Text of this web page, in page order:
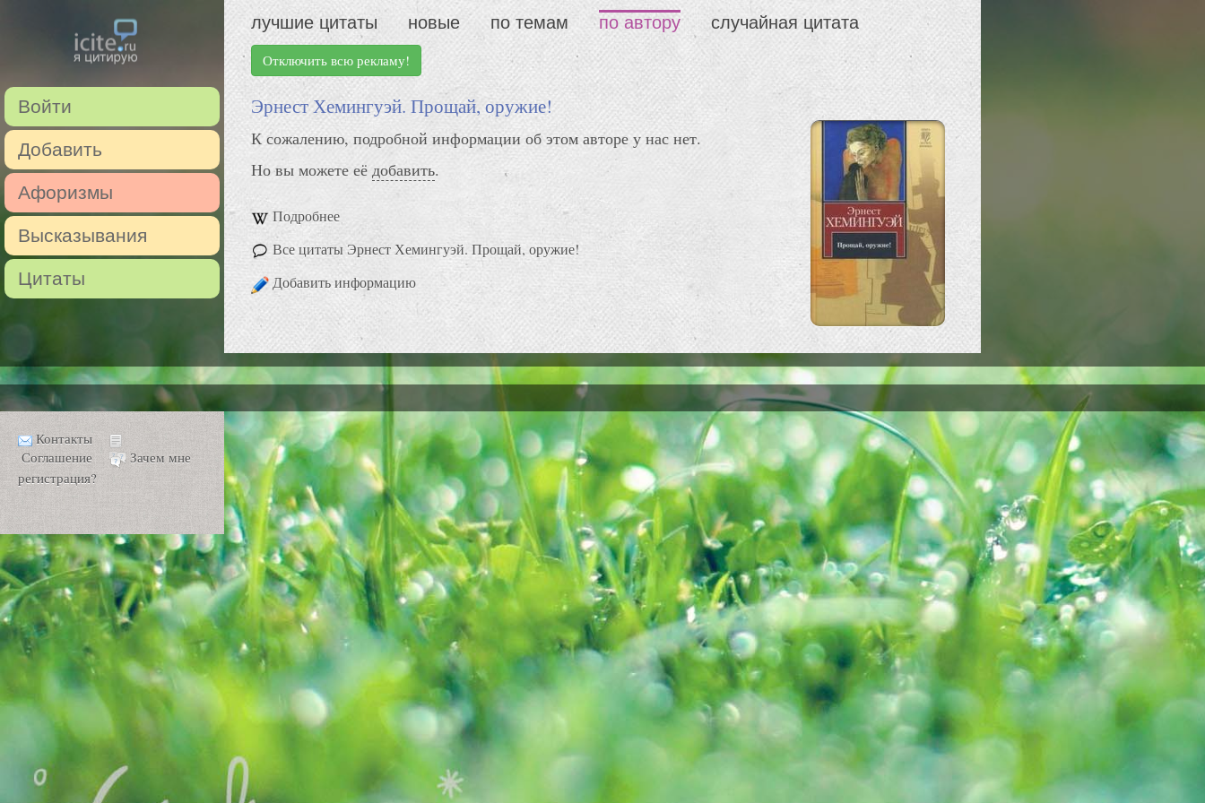
Войти
Добавить
Афоризмы
Высказывания
Цитаты
лучшие цитаты новые по темам по автору случайная цитата
Отключить всю рекламу!
Эрнест Хемингуэй. Прощай, оружие!
К сожалению, подробной информации об этом авторе у нас нет.
Но вы можете её добавить.
Подробнее
Все цитаты Эрнест Хемингуэй. Прощай, оружие!
Добавить информацию
Контакты
Соглашение
Зачем мне
регистрация?